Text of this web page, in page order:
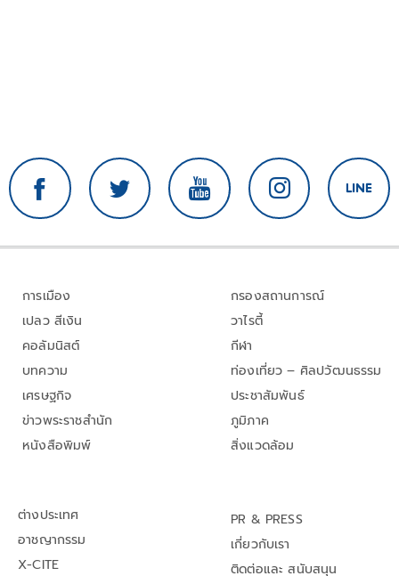
การเมือง
เปลว สีเงิน
คอลัมนิสต์
บทความ
เศรษฐกิจ
ข่าวพระราชสำนัก
หนังสือพิมพ์
กรองสถานการณ์
วาไรตี้
กีฬา
ท่องเที่ยว – ศิลปวัฒนธรรม
ประชาสัมพันธ์
ภูมิภาค
สิ่งแวดล้อม
ต่างประเทศ
อาชญากรรม
X-CITE
PR & PRESS
เกี่ยวกับเรา
ติดต่อและ สนับสนุน